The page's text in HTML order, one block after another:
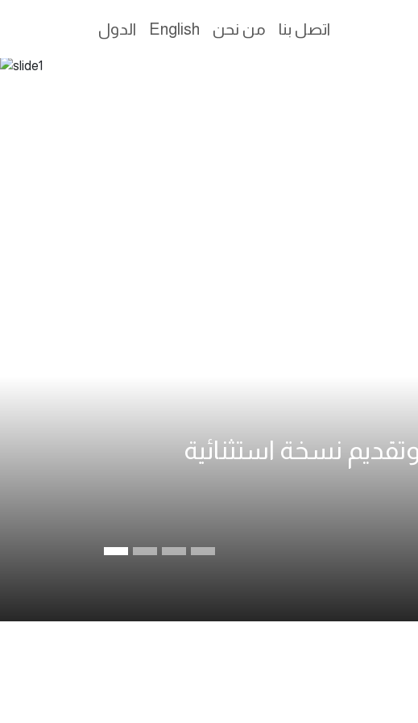
اتصل بنا من نحن English الدول
2030) في الرياض، وتقديم نسخة استثنائية